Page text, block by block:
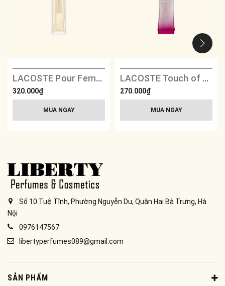
LACOSTE Pour Femme Eau De Parfum
320.000₫
MUA NGAY
LACOSTE Touch of Pink Pour Femme
270.000₫
MUA NGAY
Số 10 Tuệ Tĩnh, Phường Nguyễn Du, Quận Hai Bà Trưng, Hà
Nội
0976147567
libertyperfumes089@gmail.com
SẢN PHẨM